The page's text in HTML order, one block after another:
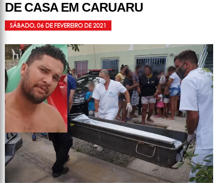
DE CASA EM CARUARU
SÁBADO, 06 DE FEVEREIRO DE 2021